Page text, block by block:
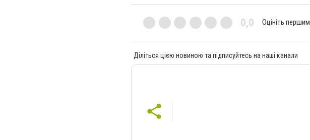
0,0 Оцініть першим
Діліться цією новиною та підписуйтесь на наші канали